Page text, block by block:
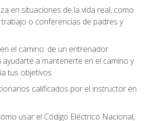
en situaciones de la vida real, como
o conferencias de padres y
el camino: de un entrenador
a mantenerte en el camino y
tus objetivos
calificados por el instructor en
usar el Código Eléctrico Nacional,